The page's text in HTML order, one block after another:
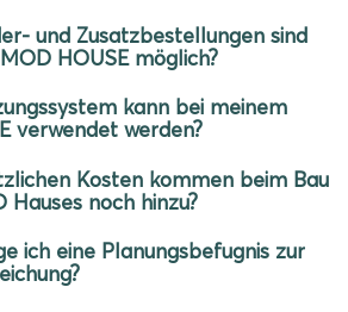
und Zusatzbestellungen sind
HOUSE möglich?
kann bei meinem
verwendet werden?
Kosten kommen beim Bau
Hauses noch hinzu?
ich eine Planungsbefugnis zur